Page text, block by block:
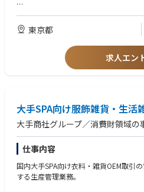
チームとして企画、営業、生産、品質
ーとの情報共有、連携を行い、組織と
ケーション能力を必要とします。また
あり、PC操作、エクセルでの業務は必
サプライチェーンの中から最適な原料
す手触り感、チームメンバーとクリエ
越えていく達成感や一体感などものづ
的に事業を推進して頂ける方を募集い
【求める人物像】
モノづくり・品質への拘りがあり、ま
り、大手向けOEM取引を組織で対応で
東京都
求人エン
大手SPA向け服飾雑貨・生活
大手商社グループ／消費財領域の
仕事内容
国内大手SPA向け衣料・雑貨OEM取引
する生産管理業務。